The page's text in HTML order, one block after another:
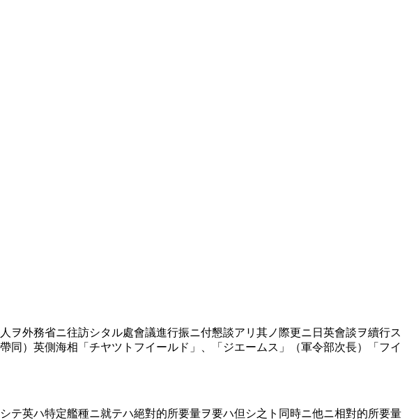
外務省ニ往訪シタル處會議進行振ニ付懇談アリ其ノ際更ニ日英會談ヲ續行ス
）英側海相「チヤツトフイールド」、「ジエームス」（軍令部次長）「フイ
テ英ハ特定艦種ニ就テハ絕對的所要量ヲ要ハ但シ之ト同時ニ他ニ相對的所要量